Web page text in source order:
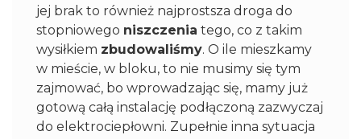
jej brak to również najprostsza droga do
stopniowego niszczenia tego, co z takim
wysiłkiem zbudowaliśmy. O ile mieszkamy
w mieście, w bloku, to nie musimy się tym
zajmować, bo wprowadzając się, mamy już
gotową całą instalację podłączoną zazwyczaj
do elektrociepłowni. Zupełnie inna sytuacja